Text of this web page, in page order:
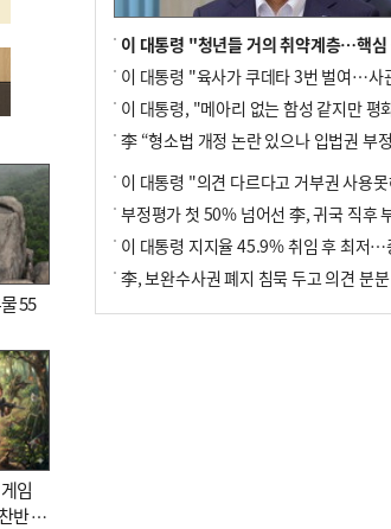
55
임
반 논
李, 보완수사권 폐지 침묵 두고 의견 분분